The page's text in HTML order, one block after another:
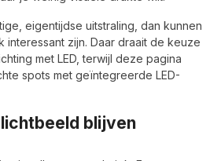
eigentijdse uitstraling, dan kunnen
interessant zijn. Daar draait de keuze
met LED, terwijl deze pagina
spots met geïntegreerde LED-
blijven